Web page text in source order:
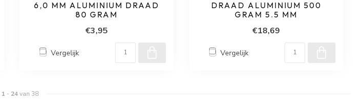
6,0 MM ALUMINIUM DRAAD
80 GRAM
€3,95
Vergelijk
DRAAD ALUMINIUM 500
GRAM 5.5 MM
€18,69
Vergelijk
1 - 24van 38